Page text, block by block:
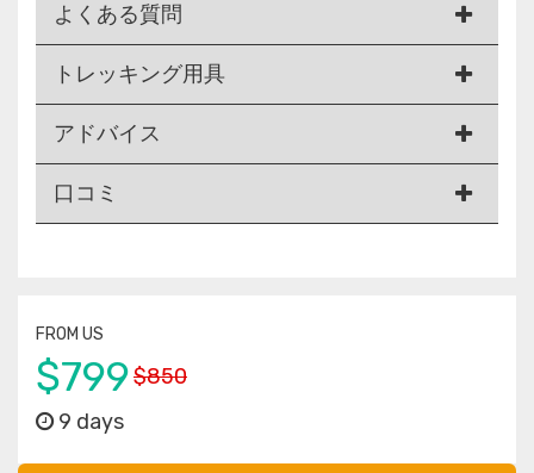
よくある質問
トレッキング用具
アドバイス
口コミ
FROM US
$799$850
9 days